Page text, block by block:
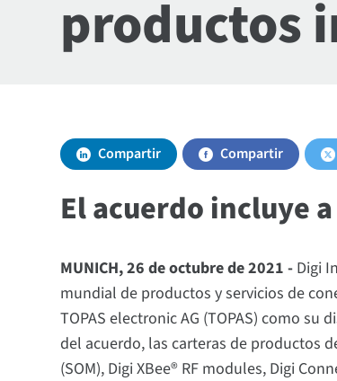
productos
Compartir Compartir
El acuerdo incluye
MUNICH, 26 de octubre de 2021 - Digi
mundial de productos y servicios de
TOPAS electronic AG (TOPAS) como
del acuerdo, las carteras de productos
(SOM), Digi XBee® RF modules, Digi